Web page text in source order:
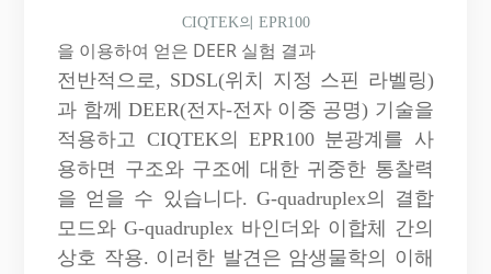
CIQTEK의 EPR100
을 이용하여 얻은 DEER 실험 결과
전반적으로, SDSL(위치 지정 스핀 라벨링)
과 함께 DEER(전자-전자 이중 공명) 기술을
적용하고 CIQTEK의 EPR100 분광계를 사
용하면 구조와 구조에 대한 귀중한 통찰력
을 얻을 수 있습니다. G-quadruplex의 결합
모드와 G-quadruplex 바인더와 이합체 간의
상호 작용. 이러한 발견은 암생물학의 이해